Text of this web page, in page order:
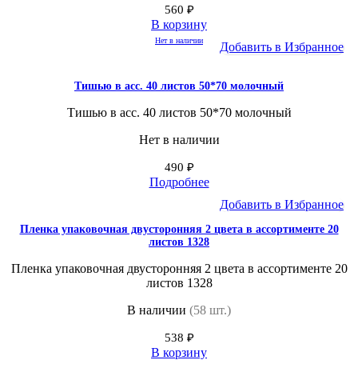
560 ₽
В корзину
Нет в наличии Добавить в Избранное
Тишью в асс. 40 листов 50*70 молочный
Тишью в асс. 40 листов 50*70 молочный
Нет в наличии
490 ₽
Подробнее
Добавить в Избранное
Пленка упаковочная двусторонняя 2 цвета в ассортименте 20
листов 1328
Пленка упаковочная двусторонняя 2 цвета в ассортименте 20
листов 1328
В наличии (58 шт.)
538 ₽
В корзину